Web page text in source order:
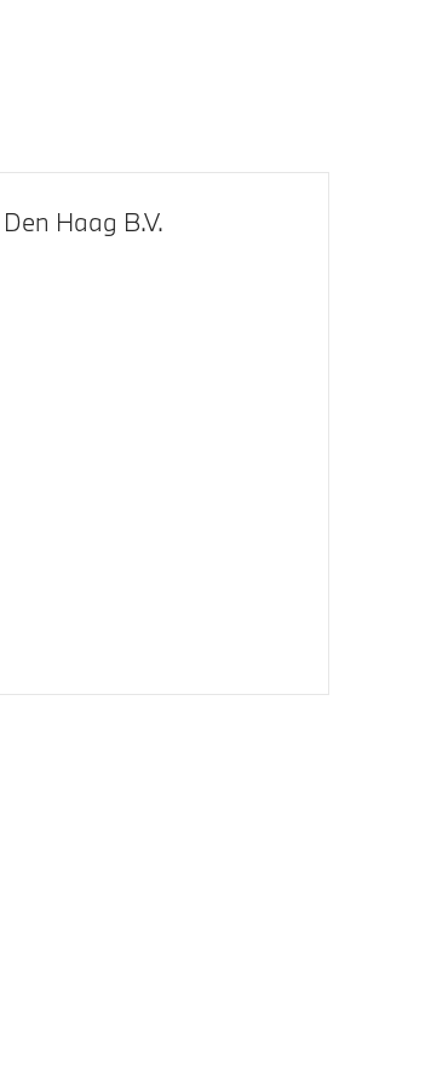
Haag B.V.